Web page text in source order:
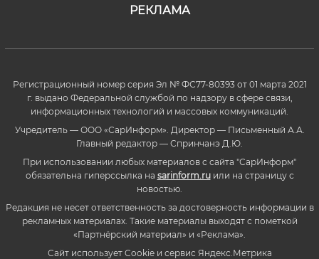
РЕКЛАМА
Регистрационный номер серия Эл № ФС77-80393 от 01 марта 2021
г. выдано Федеральной службой по надзору в сфере связи,
информационных технологий и массовых коммуникаций.
Учредитель — ООО «СарИнформ». Директор — Письменный А.А.
Главный редактор — Спринчанэ Д.Ю.
При использовании любых материалов с сайта "СарИнформ"
обязательна гиперссылка на sarinform.ruили на страницу с
новостью.
Редакция не несет ответственность за достоверность информации в
рекламных материалах. Такие материалы выходят с пометкой
«Партнёрский материал» и «Реклама».
Сайт использует Cookie и сервиc Яндекс.Метрика